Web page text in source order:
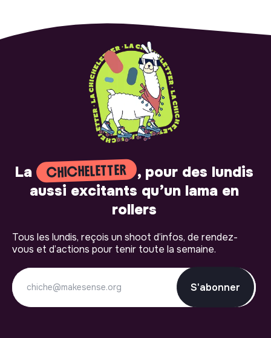
La CHICHELETTER
, pour des lundis
aussi excitants qu’un lama en
rollers
Tous les lundis, reçois un shoot d’infos, de rendez-
vous et d’actions pour tenir toute la semaine.
S'abonner